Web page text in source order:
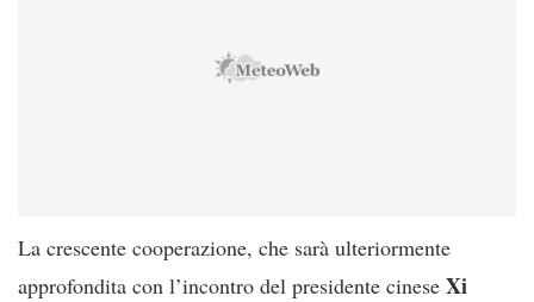
La crescente cooperazione, che sarà ulteriormente
approfondita con l’incontro del presidente cinese Xi